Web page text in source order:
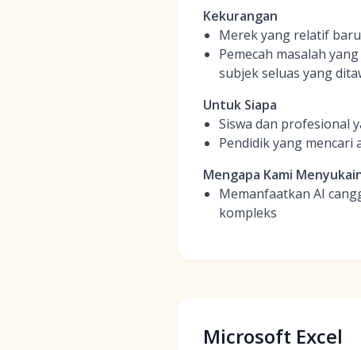
Kekurangan
Merek yang relatif
Pemecah masalah
subjek seluas yang
Untuk Siapa
Siswa dan profesional
Pendidik yang
Mengapa Kami
Memanfaatkan AI
kompleks
Microsoft Excel